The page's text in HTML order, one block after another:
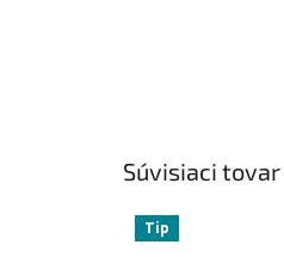
Súvisiaci tovar
Tip